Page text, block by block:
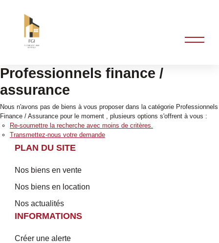
Professionnels finance /
assurance
Nous n'avons pas de biens à vous proposer dans la catégorie Professionnels
Finance / Assurance pour le moment , plusieurs options s'offrent à vous :
Re-soumettre la recherche avec moins de critères.
Transmettez-nous votre demande
PLAN DU SITE
Nos biens en vente
Nos biens en location
Nos actualités
INFORMATIONS
Créer une alerte